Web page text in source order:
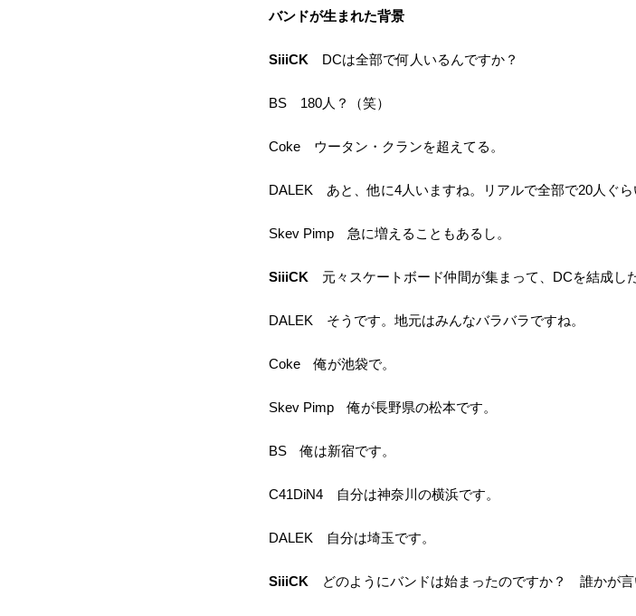
バンドが生まれた背景
SiiiCK DCは全部で何人いるんですか？
BS 180人？（笑）
Coke ウータン・クランを超えてる。
DALEK あと、他に4人いますね。リアルで全部で20人ぐら
Skev Pimp 急に増えることもあるし。
SiiiCK 元々スケートボード仲間が集まって、DCを結成し
DALEK そうです。地元はみんなバラバラですね。
Coke 俺が池袋で。
Skev Pimp 俺が長野県の松本です。
BS 俺は新宿です。
C41DiN4 自分は神奈川の横浜です。
DALEK 自分は埼玉です。
SiiiCK どのようにバンドは始まったのですか？ 誰かが言